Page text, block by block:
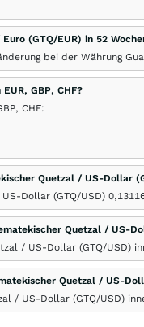
(GTQ/EUR) in 52
bei der Währung
GBP, CHF?
CHF:
Quetzal / US-Dollar
Dollar (GTQ/USD)
Quetzal / US-
/ US-Dollar (GTQ/USD)
Quetzal / US-
/ US-Dollar (GTQ/USD)